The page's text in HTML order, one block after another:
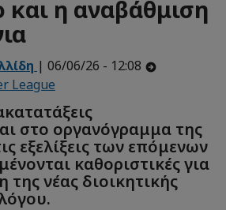
η αναβάθμιση
| 06/06/26 - 12:08
League
στο οργανόγραμμα της
εξελίξεις των επόμενων
καθοριστικές για
νέας διοικητικής